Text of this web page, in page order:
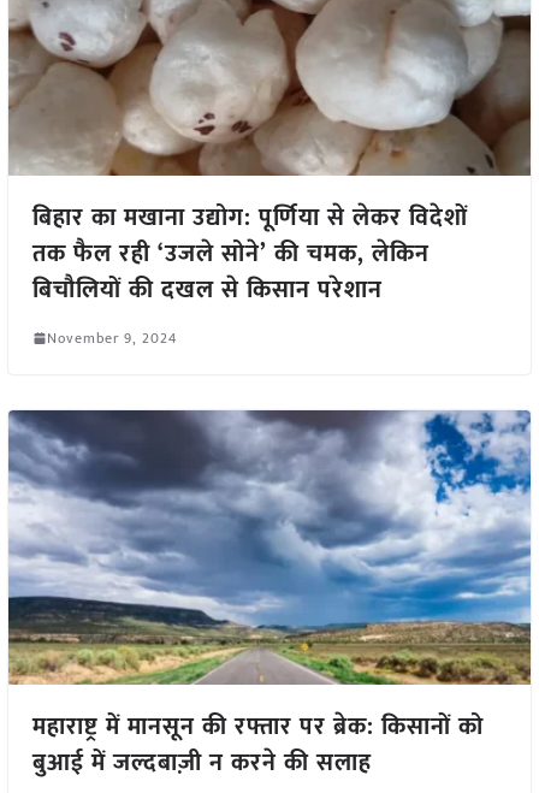
बिहार का मखाना उद्योग: पूर्णिया से लेकर विदेशों
तक फैल रही ‘उजले सोने’ की चमक, लेकिन
बिचौलियों की दखल से किसान परेशान
November 9, 2024
महाराष्ट्र में मानसून की रफ्तार पर ब्रेक: किसानों को
बुआई में जल्दबाज़ी न करने की सलाह